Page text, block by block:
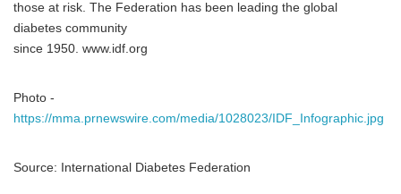
those at risk. The Federation has been leading the global
diabetes community
since 1950. www.idf.org
Photo -
https://mma.prnewswire.com/media/1028023/IDF_Infographic.jpg
Source: International Diabetes Federation